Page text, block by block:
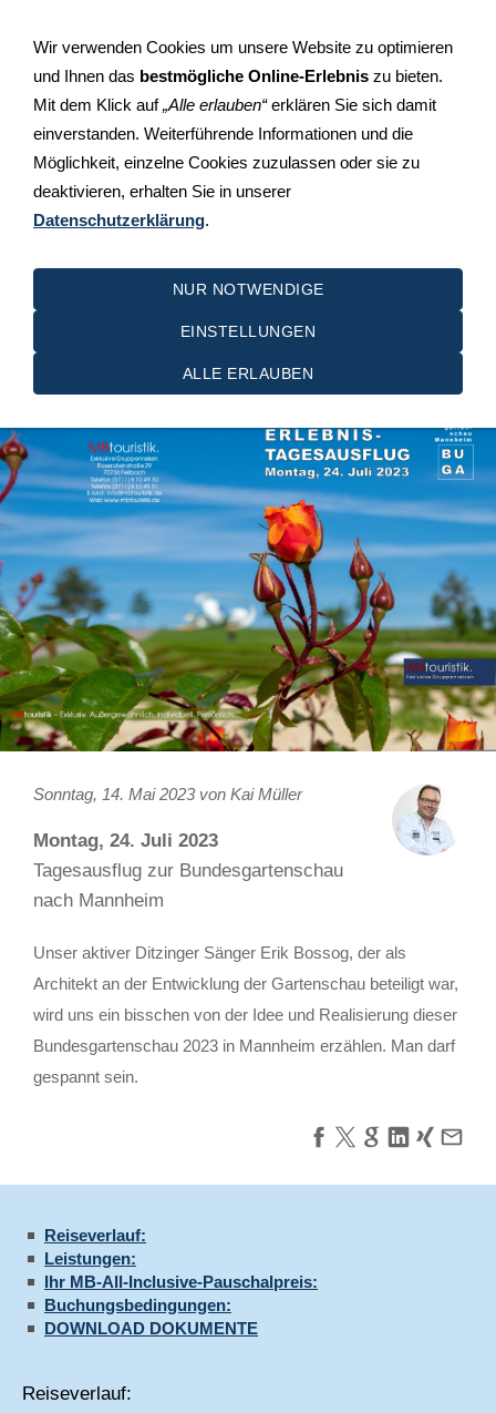
Fellbach-Schmiden
NAVIGATION EINBLENDEN
Mannheim 2023
Sonntag, 14. Mai 2023 von Kai Müller
Montag, 24. Juli 2023
Tagesausflug zur Bundesgartenschau
nach Mannheim
Unser aktiver Ditzinger Sänger Erik Bossog, der als
Architekt an der Entwicklung der Gartenschau beteiligt war,
wird uns ein bisschen von der Idee und Realisierung dieser
Bundesgartenschau 2023 in Mannheim erzählen. Man darf
gespannt sein.
Reiseverlauf:
Leistungen:
Ihr MB-All-Inclusive-Pauschalpreis:
Buchungsbedingungen:
DOWNLOAD DOKUMENTE
Reiseverlauf:
Wir verwenden Cookies um unsere Website zu optimieren
und Ihnen das bestmögliche Online-Erlebnis zu bieten.
Mit dem Klick auf„Alle erlauben“erklären Sie sich damit
einverstanden. Weiterführende Informationen und die
Möglichkeit, einzelne Cookies zuzulassen oder sie zu
deaktivieren, erhalten Sie in unserer
Datenschutzerklärung.
NUR NOTWENDIGE
EINSTELLUNGEN
ALLE ERLAUBEN